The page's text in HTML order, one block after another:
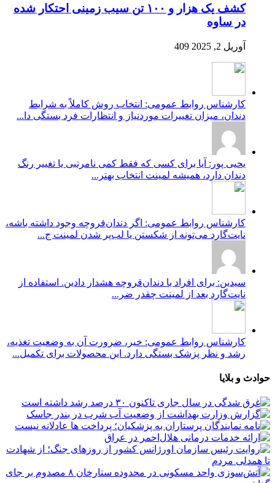
کشف یک هزار و ۱۰۰ تن سیب زمینی احتکار شده
در ساوه
آوریل 2, 2025 409
کارشناس روابط عمومی: انتخاب روش کاملاً به شرایط
دندان، میزان تغییرات موردنیاز و انتظارات فرد بستگی دا...
یحیی پور: آیا برای کسی که فقط کمی نامرتبی یا تغییر رنگ
دندان دارد، همیشه لمینت انتخاب بهتر...
کارشناس روابط عمومی: اگر دندان‌قروچه وجود داشته باشه،
نایت‌گارد می‌تونه از شکستن یا لب‌پر شدن لمینت ج...
سیدین: برای افراد با دندان‌قروچه هشدار دادین. استفاده از
نایت‌گارد بعد از لمینت چقدر ضر...
کارشناس روابط عمومی: خیر، ضرورت آن به وضعیت تغذیه،
رشد و نظر پزشک بستگی دارد. این محصولات برای تکمیل...
و بلایا